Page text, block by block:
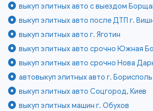
выкуп элитных авто с выездом
выкуп элитных авто после ДТП г.
выкуп элитных авто г. Яготин
выкуп элитных авто срочно Южная
выкуп элитных авто срочно Нова
автовыкуп элитных авто г. Борисполь
выкуп элитных авто Соцгород, Киев
выкуп элитных машин г. Обухов